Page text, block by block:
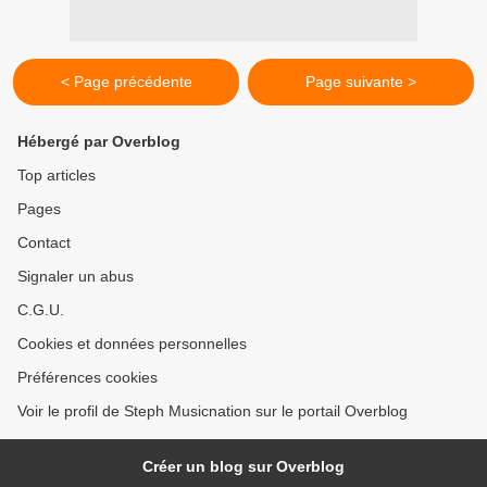
< Page précédente Page suivante >
Hébergé par Overblog
Top articles
Pages
Contact
Signaler un abus
C.G.U.
Cookies et données personnelles
Préférences cookies
Voir le profil de Steph Musicnation sur le portail Overblog
Créer un blog sur Overblog